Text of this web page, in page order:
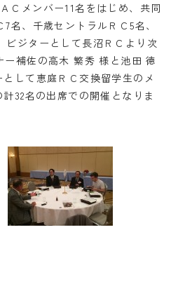
Ｃメンバー11名をはじめ、共同
名、千歳セントラルＲＣ5名、
ビジターとして長沼ＲＣより次
ー補佐の高木 繁秀 様と池田 徳
して恵庭ＲＣ交換留学生のメ
32名の出席での開催となりま